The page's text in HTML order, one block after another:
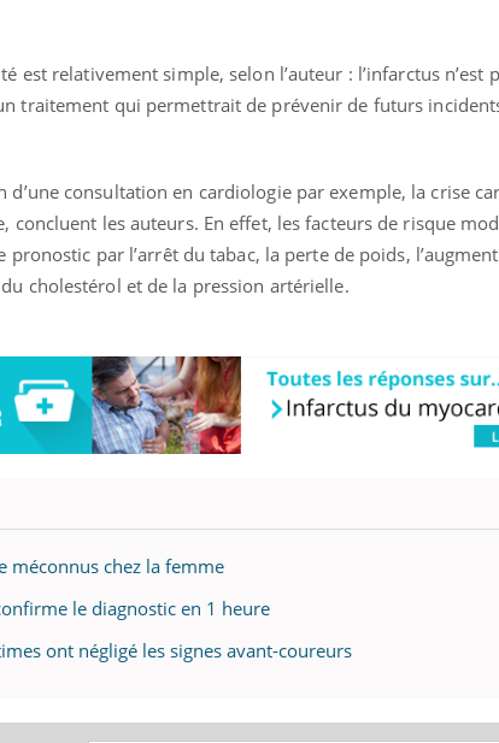
est relativement simple, selon l’auteur : l’infarctus n’est
traitement qui permettrait de prévenir de futurs
d’une consultation en cardiologie par exemple, la crise
concluent les auteurs. En effet, les facteurs de risque
pronostic par l’arrêt du tabac, la perte de poids,
cholestérol et de la pression artérielle.
méconnus chez la femme
le diagnostic en 1 heure
ont négligé les signes avant-coureurs